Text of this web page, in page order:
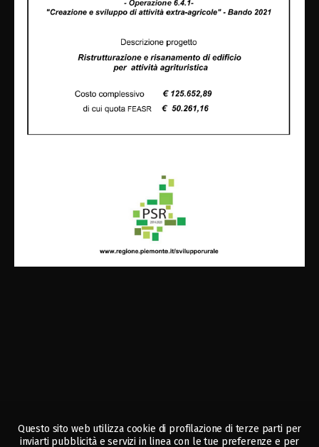
Questo sito web utilizza cookie di profilazione di terze parti per
inviarti pubblicità e servizi in linea con le tue preferenze e per